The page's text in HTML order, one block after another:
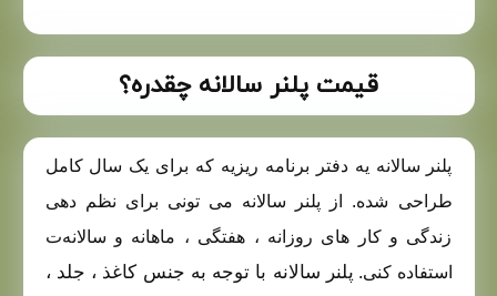
قیمت پلنر سالانه چقدره؟
پلنر سالانه یه دفتر برنامه‌ ریزیه که برای یک سال کامل
طراحی شده. از پلنر سالانه می‌ تونی برای نظم‌ دهی
زندگی و کار های روزانه ، هفتگی ، ماهانه و سالانه‌ت
استفاده کنی. پلنر سالانه با توجه به جنس کاغذ ، جلد ،